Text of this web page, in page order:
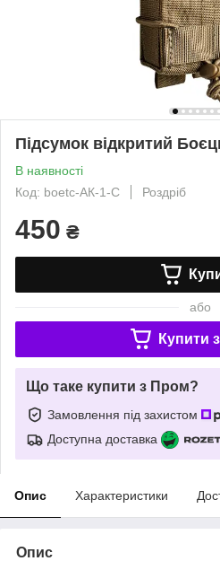
Підсумок відкритий
В наявності
Код: boetc-АК-1-C
Роздріб
450 ₴
або
Купити з
Що таке купити з Пром?
Замовлення під захистом
Доступна доставка
Опис Характеристики
Опис